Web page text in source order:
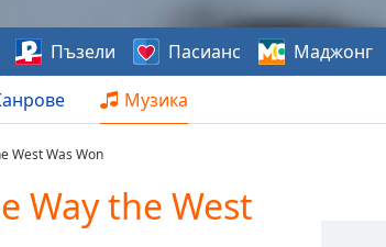
Музика
Пъзели Пасианс Маджонг
West Was Won
Way the West